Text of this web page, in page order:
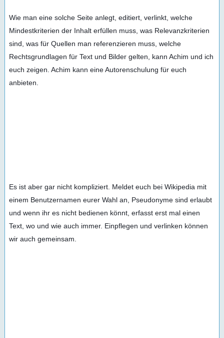
Wie man eine solche Seite anlegt, editiert, verlinkt, welche
Mindestkriterien der Inhalt erfüllen muss, was Relevanzkriterien
sind, was für Quellen man referenzieren muss, welche
Rechtsgrundlagen für Text und Bilder gelten, kann Achim und ich
euch zeigen. Achim kann eine Autorenschulung für euch
anbieten.
Es ist aber gar nicht kompliziert. Meldet euch bei Wikipedia mit
einem Benutzernamen eurer Wahl an, Pseudonyme sind erlaubt
und wenn ihr es nicht bedienen könnt, erfasst erst mal einen
Text, wo und wie auch immer. Einpflegen und verlinken können
wir auch gemeinsam.